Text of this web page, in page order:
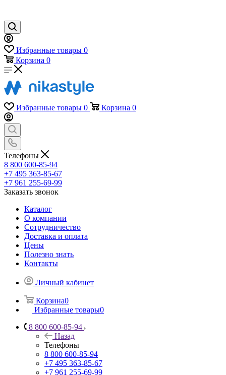
Избранные товары 0
Корзина 0
Избранные товары 0 Корзина 0
Телефоны
8 800 600-85-94
+7 495 363-85-67
+7 961 255-69-99
Заказать звонок
Каталог
О компании
Сотрудничество
Доставка и оплата
Цены
Полезно знать
Контакты
Личный кабинет
Корзина0
Избранные товары0
8 800 600-85-94
Назад
Телефоны
8 800 600-85-94
+7 495 363-85-67
+7 961 255-69-99